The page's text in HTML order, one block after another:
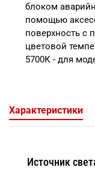
блоком
помощью
поверхность с
цветовой
5700К - для
Характеристики
Источник